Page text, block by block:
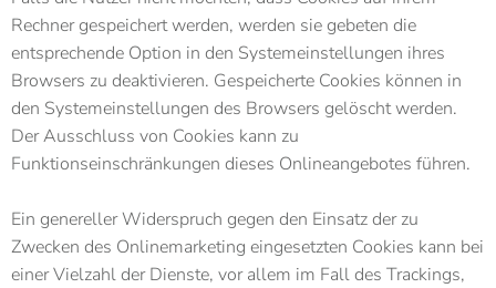
Rechner gespeichert werden, werden sie gebeten die
entsprechende Option in den Systemeinstellungen ihres
Browsers zu deaktivieren. Gespeicherte Cookies können in
den Systemeinstellungen des Browsers gelöscht werden.
Der Ausschluss von Cookies kann zu
Funktionseinschränkungen dieses Onlineangebotes führen.
Ein genereller Widerspruch gegen den Einsatz der zu
Zwecken des Onlinemarketing eingesetzten Cookies kann bei
einer Vielzahl der Dienste, vor allem im Fall des Trackings,